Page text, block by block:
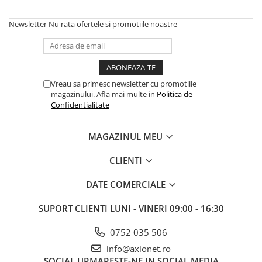
Newsletter Nu rata ofertele si promotiile noastre
Vreau sa primesc newsletter cu promotiile
magazinului. Afla mai multe in Politica de
Confidentialitate
MAGAZINUL MEU
CLIENTI
DATE COMERCIALE
SUPORT CLIENTI LUNI - VINERI 09:00 - 16:30
0752 035 506
info@axionet.ro